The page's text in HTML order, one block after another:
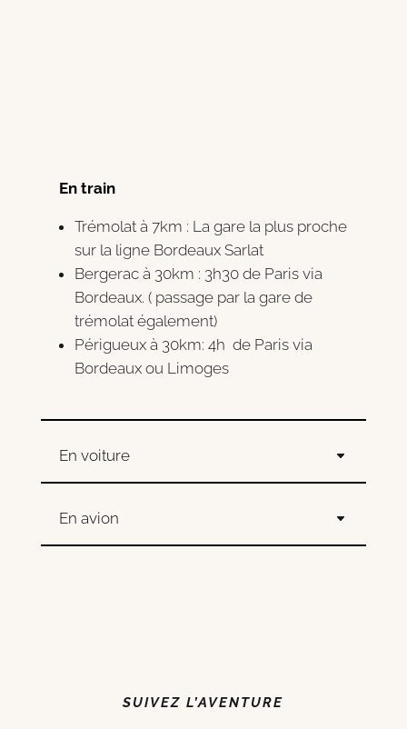
En train
Trémolat à 7km : La gare la plus proche
sur la ligne Bordeaux Sarlat
Bergerac à 30km : 3h30 de Paris via
Bordeaux. ( passage par la gare de
trémolat également)
Périgueux à 30km: 4h de Paris via
Bordeaux ou Limoges
En voiture
En avion
SUIVEZ L’AVENTURE